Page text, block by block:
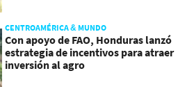
CENTROAMÉRICA & MUNDO
Con apoyo de FAO, Honduras lanzó
estrategia de incentivos para atraer
inversión al agro